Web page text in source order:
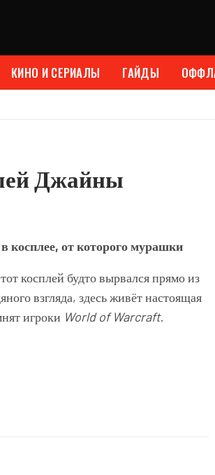
КИНО И СЕРИАЛЫ ГАЙДЫ
Джайны
косплее, от которого мурашки
косплей будто вырвался прямо из
взгляда, здесь живёт настоящая
игроки World of Warcraft.